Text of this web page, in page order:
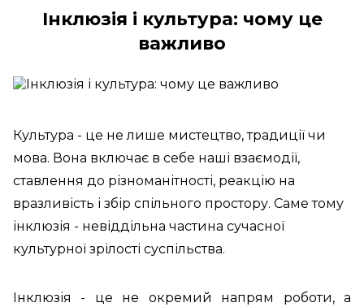
Інклюзія і культура: чому це
важливо
Культура - це не лише мистецтво, традиції чи
мова. Вона включає в себе наші взаємодії,
ставлення до різноманітності, реакцію на
вразливість і збір спільного простору. Саме тому
інклюзія - невіддільна частина сучасної
культурної зрілості суспільства.
Інклюзія - це не окремий напрям роботи, а